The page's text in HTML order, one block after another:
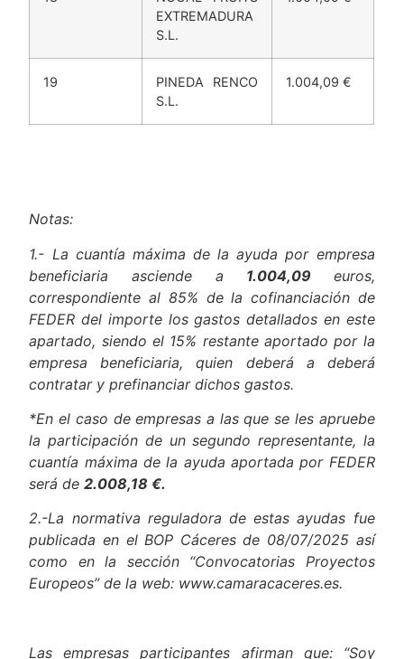
S.L.
18
NOGAL FRUITS
EXTREMADURA
S.L.
1.004,09 €
Notas:
1.- La cuantía máxima de la ayuda por empresa
beneficiaria asciende a1.004,09 euros,
correspondiente al 85% de la cofinanciación de
FEDER del importe los gastos detallados en este
empresa beneficiaria, quien deberá a deberá
contratar y prefinanciar dichos gastos.
*En el caso de empresas a las que se les apruebe
cuantía máxima de la ayuda aportada por FEDER
será de2.008,18 €.
2.-La normativa reguladora de estas ayudas fue
Europeos” de la web: www.camaracaceres.es.